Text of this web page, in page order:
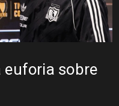
de Vozinha
Estadio y
2026